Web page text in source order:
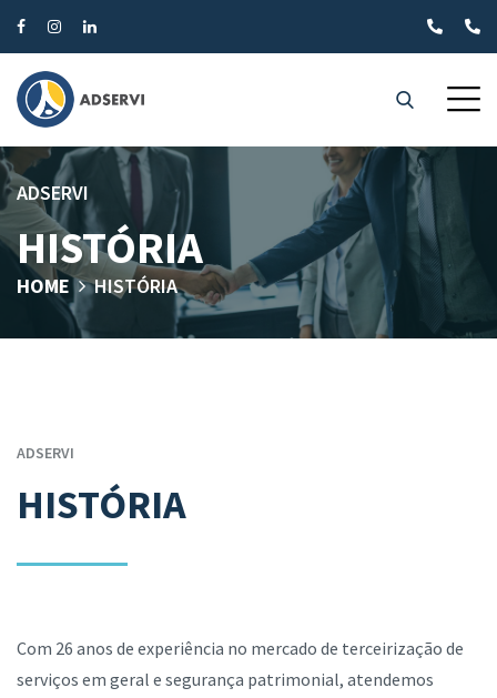
ADSERVI
HISTÓRIA
HOME HISTÓRIA
ADSERVI
HISTÓRIA
Com 26 anos de experiência no mercado de terceirização de
serviços em geral e segurança patrimonial, atendemos